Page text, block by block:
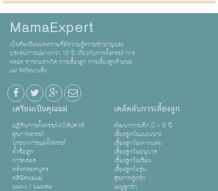
MamaExpert
เป็นทีมเขียนบทความที่มีความรู้ความชำนาญและ
ประสบการณ์มากกว่า 10 ปี เกี่ยวกับการตั้งครรภ์ การ
คลอด ทารกแรกเกิด การเลี้ยงลูก การเลี้ยงลูกด้วยนม
แม่ จิตวิทยาเด็ก
เตรียมเป็นคุณแม่
ปฏิทินการตั้งครรภ์40สัปดาห์
สุขภาพครรภ์
โภชนาการแม่ตั้งครรภ์
ตั้งชื่อลูก
การคลอด
หลังคลอดบุตร
คลินิคนมแม่
นมผง / นมผสม
เคล็ดลับการเลี้ยงลูก
พัฒนาการเด็ก 0 - 6 ปี
เลี้ยงลูกวัยแบบเบาะ
เลี้ยงลูกวัยเตาะเเตะ
เลี้ยงลูกวัยอนุบาล
เลี้ยงลูกวัยเรียน
เลี้ยงลูกวัยรุ่น
สุขภาพลูกรัก
เมนูลูกรัก